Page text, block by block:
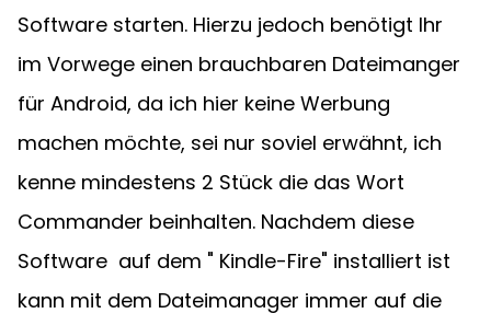
Software starten. Hierzu jedoch benötigt Ihr
im Vorwege einen brauchbaren Dateimanger
für Android, da ich hier keine Werbung
machen möchte, sei nur soviel erwähnt, ich
kenne mindestens 2 Stück die das Wort
Commander beinhalten. Nachdem diese
Software  auf dem " Kindle-Fire" installiert ist
kann mit dem Dateimanager immer auf die